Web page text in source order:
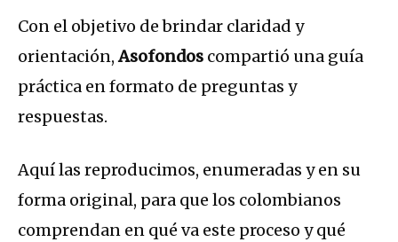
Con el objetivo de brindar claridad y
orientación,Asofondos compartió una guía
práctica en formato de preguntas y
respuestas.
Aquí las reproducimos, enumeradas y en su
forma original, para que los colombianos
comprendan en qué va este proceso y qué